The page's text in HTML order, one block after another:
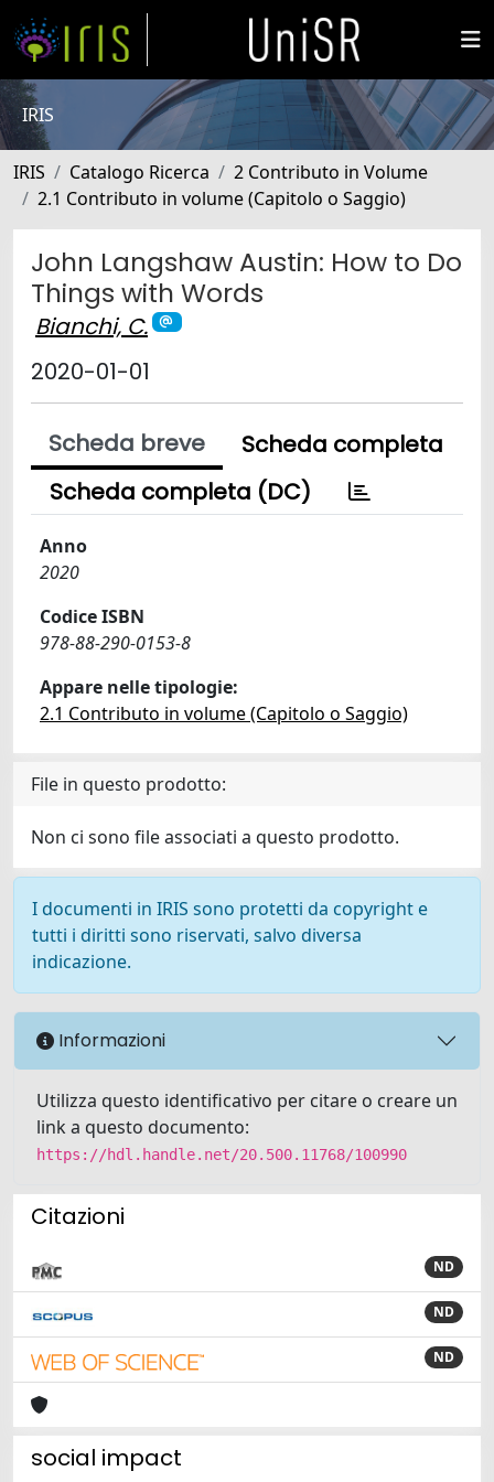
IRIS
IRIS Catalogo Ricerca
2 Contributo in Volume
2.1 Contributo in volume (Capitolo o Saggio)
John Langshaw Austin: How to Do
Things with Words
Bianchi, C.
2020-01-01
Scheda breve
Scheda completa
Scheda completa (DC)
Anno
2020
Codice ISBN
978-88-290-0153-8
Appare nelle tipologie:
2.1 Contributo in volume (Capitolo o Saggio)
File in questo prodotto:
Non ci sono file associati a questo prodotto.
I documenti in IRIS sono protetti da copyright e
tutti i diritti sono riservati, salvo diversa
indicazione.
Informazioni
Utilizza questo identificativo per citare o creare un
link a questo documento:
https://hdl.handle.net/20.500.11768/100990
Citazioni
ND
ND
ND
social impact